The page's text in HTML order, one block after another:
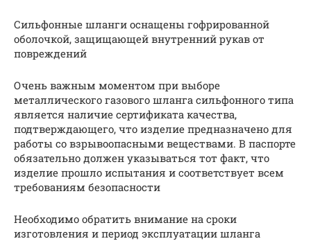
Сильфонные шланги оснащены гофрированной
оболочкой, защищающей внутренний рукав от
повреждений
Очень важным моментом при выборе
металлического газового шланга сильфонного типа
является наличие сертификата качества,
подтверждающего, что изделие предназначено для
работы со взрывоопасными веществами. В паспорте
обязательно должен указываться тот факт, что
изделие прошло испытания и соответствует всем
требованиям безопасности
Необходимо обратить внимание на сроки
изготовления и период эксплуатации шланга